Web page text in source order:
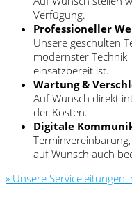
Verfügung.
Professioneller
Unsere geschulten
modernster Technik
einsatzbereit ist.
Wartung &
Auf Wunsch direkt
der Kosten.
Digitale
auf Wunsch auch
» Unsere Serviceleitungen